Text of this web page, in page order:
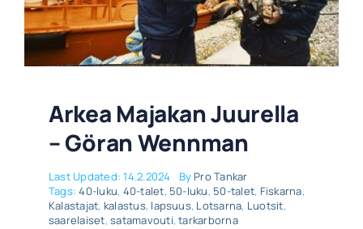
Arkea Majakan Juurella
– Göran Wennman
Last Updated: 14.2.2024 By Pro Tankar
Tags:40-luku, 40-talet, 50-luku, 50-talet, Fiskarna,
Kalastajat, kalastus, lapsuus, Lotsarna, Luotsit,
saarelaiset,satamavouti,tarkarborna